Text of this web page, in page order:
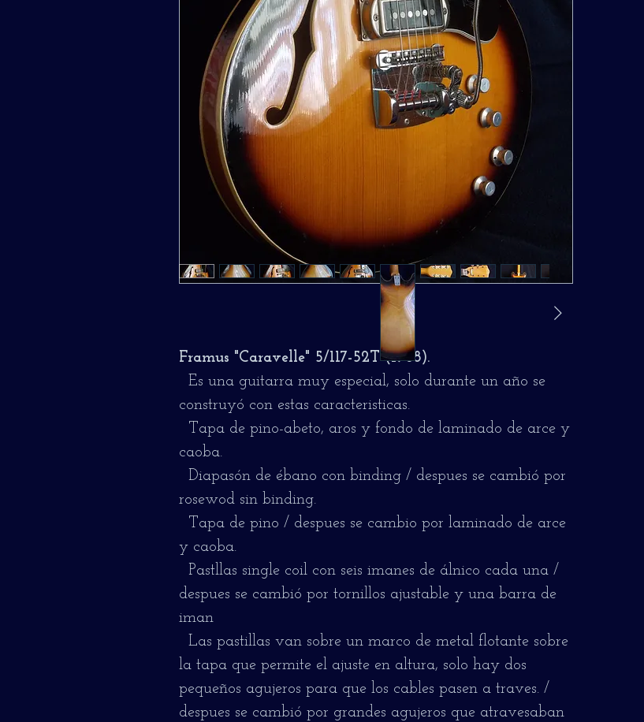
Framus "Caravelle" 5/117-52T (1968).
Es una guitarra muy especial, solo durante un año se
construyó con estas caracteristicas.
Tapa de pino-abeto, aros y fondo de laminado de arce y
caoba.
Diapasón de ébano con binding / despues se cambió por
rosewod sin binding.
Tapa de pino / despues se cambio por laminado de arce
y caoba.
Pastllas single coil con seis imanes de álnico cada una /
despues se cambió por tornillos ajustable y una barra de
iman
Las pastillas van sobre un marco de metal flotante sobre
la tapa que permite el ajuste en altura, solo hay dos
pequeños agujeros para que los cables pasen a traves. /
despues se cambió por grandes agujeros que atravesaban